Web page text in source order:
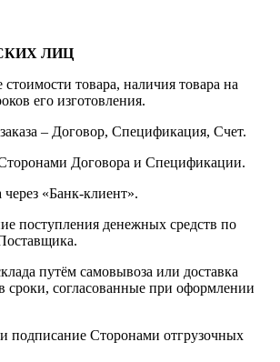
ЛИЦ
стоимости товара, наличия товара на
его изготовления.
– Договор, Спецификация, Счет.
Договора и Спецификации.
«Банк-клиент».
поступления денежных средств по
путём самовывоза или доставка
сроки, согласованные при оформлении
подписание Сторонами отгрузочных